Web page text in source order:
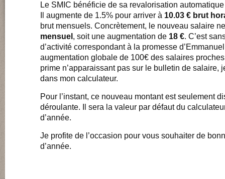
Le SMIC bénéficie de sa revalorisation
Il augmente de 1.5% pour arriver à 10.03 € brut
brut mensuels. Concrètement, le nouveau salaire
mensuel , soit une augmentation de 18 €. C’est
d’activité correspondant à la promesse
augmentation globale de 100€ des salaires
prime n’apparaissant pas sur le bulletin de salaire,
dans mon calculateur.
Pour l’instant, ce nouveau montant est seulement
déroulante. Il sera la valeur par défaut du
d’année.
Je profite de l’occasion pour vous souhaiter de
d’année.